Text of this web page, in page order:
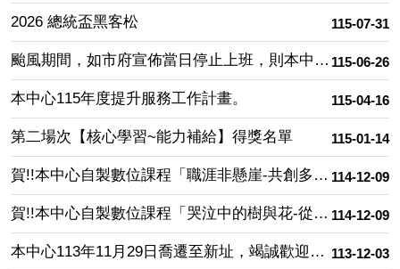
命
115-07-31
2026 總統盃黑客松
115-06-26
颱風期間，如市府宣佈當日停止上班，則本中心該日研習班次全部停課；如照常上班（停止上課），則研習亦照常舉行。
115-04-16
本中心115年度提升服務工作計畫。
115-01-14
第二場次【核心學習~能力補給】得獎名單
114-12-09
賀!!本中心自製數位課程「職涯非懸崖-共創多元、公平、共融的友善職場」參加2025年國際數位學習協會(IELA)獲得「線上學習體驗」銅牌獎肯定！
114-12-09
賀!!本中心自製數位課程「哭泣中的樹與花-從日常中聽見伴侶心底話」榮獲2025年美國Ｂrandon Hall Group Awards「多元、公平與共融類」銀牌獎。
113-12-03
本中心113年11月29日喬遷至新址，竭誠歡迎來中心參訓參觀。